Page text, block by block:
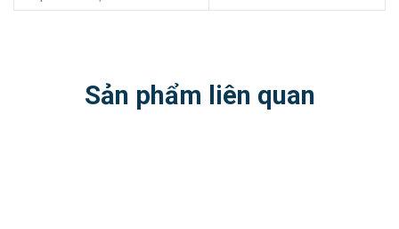
Sản phẩm liên quan